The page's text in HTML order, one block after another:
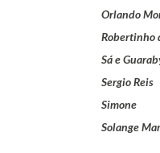
Orlando
Robertinho
Sá e
Sergio Reis
Simone
Solange